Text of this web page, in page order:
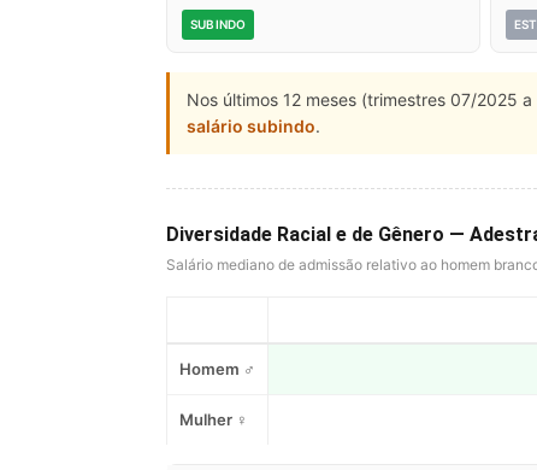
SUBINDO
Nos últimos 12 meses (trimestres 07/2025
salário subindo.
Diversidade Racial e de Gênero —
Salário mediano de admissão relativo ao homem
Homem ♂
Mulher ♀